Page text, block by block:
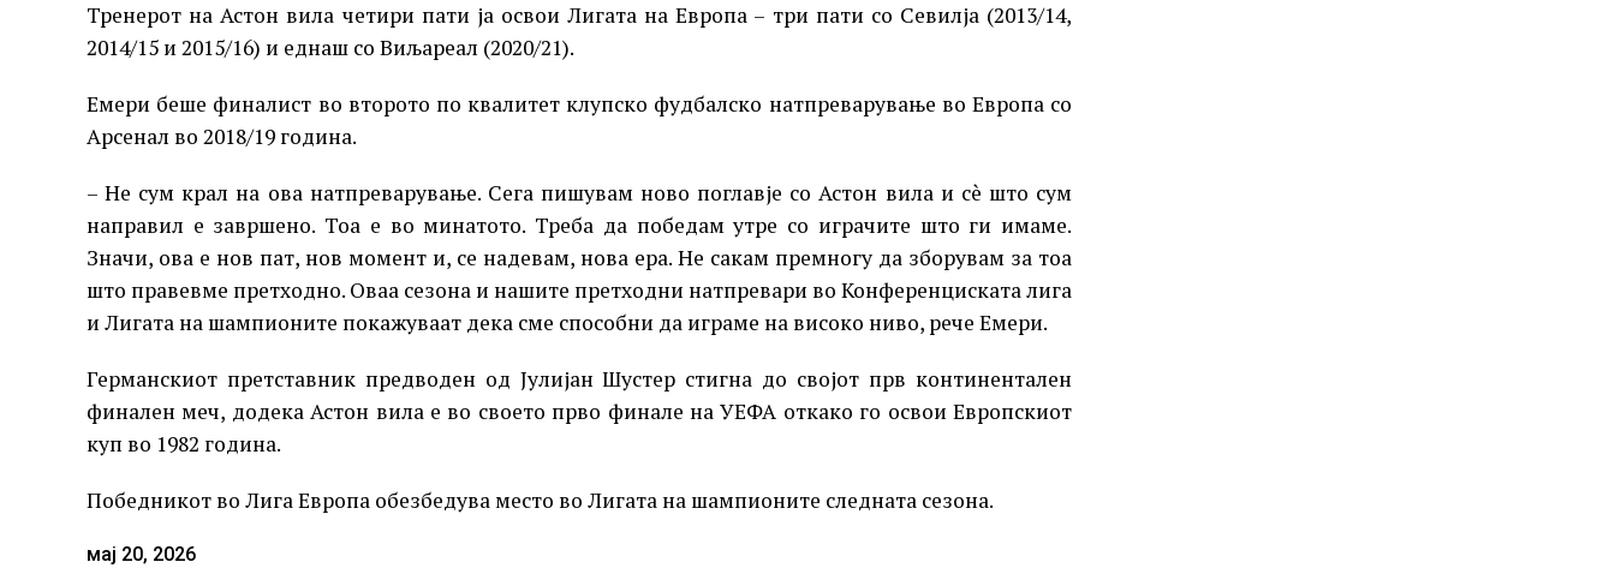
Тренерот на Астон вила четири пати ја освои Лигата на Европа – три пати со Севилја (2013/14,
2014/15 и 2015/16) и еднаш со Виљареал (2020/21).
Емери беше финалист во второто по квалитет клупско фудбалско натпреварување во Европа со
Арсенал во 2018/19 година.
– Не сум крал на ова натпреварување. Сега пишувам ново поглавје со Астон вила и сè што сум
направил е завршено. Тоа е во минатото. Треба да победам утре со играчите што ги имаме.
Значи, ова е нов пат, нов момент и, се надевам, нова ера. Не сакам премногу да зборувам за тоа
што правевме претходно. Оваа сезона и нашите претходни натпревари во Конференциската лига
и Лигата на шампионите покажуваат дека сме способни да играме на високо ниво, рече Емери.
Германскиот претставник предводен од Јулијан Шустер стигна до својот прв континентален
финален меч, додека Астон вила е во своето прво финале на УЕФА откако го освои Европскиот
куп во 1982 година.
Победникот во Лига Европа обезбедува место во Лигата на шампионите следната сезона.
мај 20, 2026